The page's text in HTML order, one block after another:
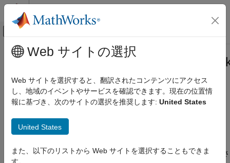
コンテンツへスキップ
オフキャンバス ナビゲーション メ
ドキュメンテーションのホーム
Statistics and Machine Learning Toolbox
回帰
項目一覧
メインコンテンツ
交差検証済みの回帰ニューラル ネットワーク モデル
R2023b 以降
説明
RegressionPartitionedNeuralNetworkは、交差検証分割で学習さ
Web サイトの選択
Web サイトを選択すると、翻訳されたコンテンツにアクセス
し、地域のイベントやサービスを確認できます。現在の位置情
報に基づき、次のサイトの選択を推奨します: United States
United States
また、以下のリストから Web サイトを選択することもできま